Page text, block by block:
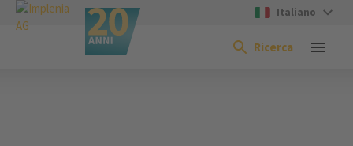
Italiano
Ricerca